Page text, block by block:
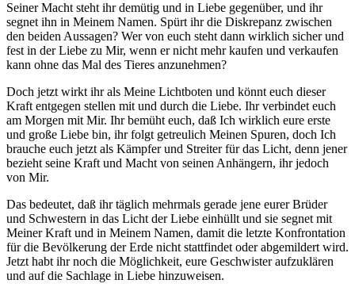
Seiner Macht steht ihr demütig und in Liebe gegenüber, und ihr
segnet ihn in Meinem Namen. Spürt ihr die Diskrepanz zwischen
den beiden Aussagen? Wer von euch steht dann wirklich sicher und
fest in der Liebe zu Mir, wenn er nicht mehr kaufen und verkaufen
kann ohne das Mal des Tieres anzunehmen?
Doch jetzt wirkt ihr als Meine Lichtboten und könnt euch dieser
Kraft entgegen stellen mit und durch die Liebe. Ihr verbindet euch
am Morgen mit Mir. Ihr bemüht euch, daß Ich wirklich eure erste
und große Liebe bin, ihr folgt getreulich Meinen Spuren, doch Ich
brauche euch jetzt als Kämpfer und Streiter für das Licht, denn jener
bezieht seine Kraft und Macht von seinen Anhängern, ihr jedoch
von Mir.
Das bedeutet, daß ihr täglich mehrmals gerade jene eurer Brüder
und Schwestern in das Licht der Liebe einhüllt und sie segnet mit
Meiner Kraft und in Meinem Namen, damit die letzte Konfrontation
für die Bevölkerung der Erde nicht stattfindet oder abgemildert wird.
Jetzt habt ihr noch die Möglichkeit, eure Geschwister aufzuklären
und auf die Sachlage in Liebe hinzuweisen.